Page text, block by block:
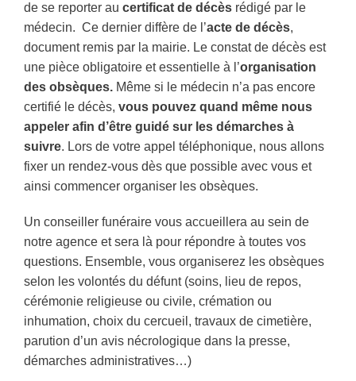
de se reporter au certificat de décès rédigé par le
médecin. Ce dernier diffère de l’acte de décès,
document remis par la mairie. Le constat de décès est
une pièce obligatoire et essentielle à l’organisation
des obsèques. Même si le médecin n’a pas encore
certifié le décès, vous pouvez quand même nous
appeler afin d’être guidé sur les démarches à
suivre. Lors de votre appel téléphonique, nous allons
fixer un rendez-vous dès que possible avec vous et
ainsi commencer organiser les obsèques.
Un conseiller funéraire vous accueillera au sein de
notre agence et sera là pour répondre à toutes vos
questions. Ensemble, vous organiserez les obsèques
selon les volontés du défunt (soins, lieu de repos,
cérémonie religieuse ou civile, crémation ou
inhumation, choix du cercueil, travaux de cimetière,
parution d’un avis nécrologique dans la presse,
démarches administratives…)